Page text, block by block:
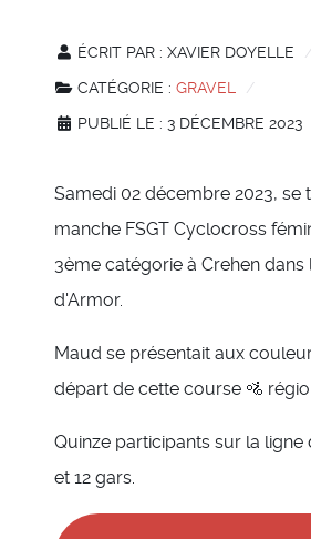
ÉCRIT PAR : XAVIER DOYELLE
CATÉGORIE : GRAVEL
PUBLIÉ LE : 3 DÉCEMBRE 2023
Samedi 02 décembre 2023, se
manche FSGT Cyclocross
3ème catégorie à Crehen dans
d'Armor.
Maud se présentait aux
départ de cette course 🚵
Quinze participants sur la ligne
et 12 gars.